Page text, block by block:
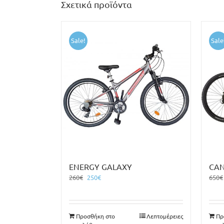
Σχετικά προϊόντα
Sale!
ENERGY GALAXY
260€ Original
260€.
250€Η
είναι:
250€.
Προσθήκη στο
Λεπτομέρειες
650€